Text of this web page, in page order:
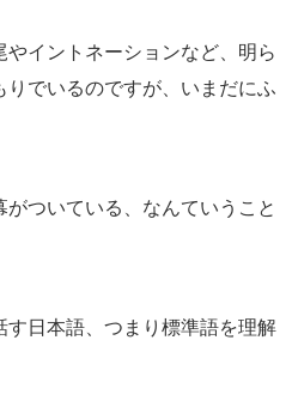
イントネーションなど、明ら
でいるのですが、いまだにふ
ついている、なんていうこと
日本語、つまり標準語を理解